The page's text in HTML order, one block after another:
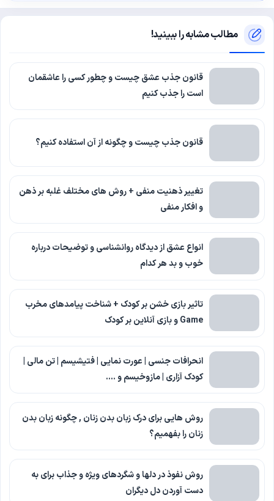
مطالب مشابه را ببینید!
قانون جذب عشق چیست و چطور کسی را عاشقمان
است را جذب کنیم
قانون جذب چیست و چگونه از آن استفاده کنیم؟
تغییر ذهنیت منفی + روش های مختلف غلبه بر ذهن
و افکار منفی
انواع عشق از دیدگاه روانشناسی و توضیحات درباره
خوب و بد هر کدام
تاثیر بازی خشن بر کودک + شناخت پیامدهای مخرب
Game و بازی آنلاین بر کودک
انحرافات جنسی | عورت نمایی | فتیشیسم | تن مالی |
کودک آزاری | مازوخیسم و ….
روش هایی برای درک زبان بدن زنان , چگونه زبان بدن
زنان را بفهمیم؟
روش نفوذ در دلها و شگردهای ویژه و جذاب برای به
دست آوردن دل دیگران